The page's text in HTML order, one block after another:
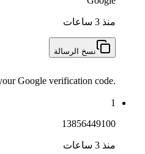
منذ 3 ساعات
نسخ الرسالة
Google verification code.
1
13856449100
منذ 3 ساعات